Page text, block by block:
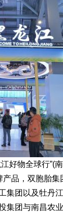
物全球行”(南
产品，双胞胎
集团以及牡丹
集团与南昌农